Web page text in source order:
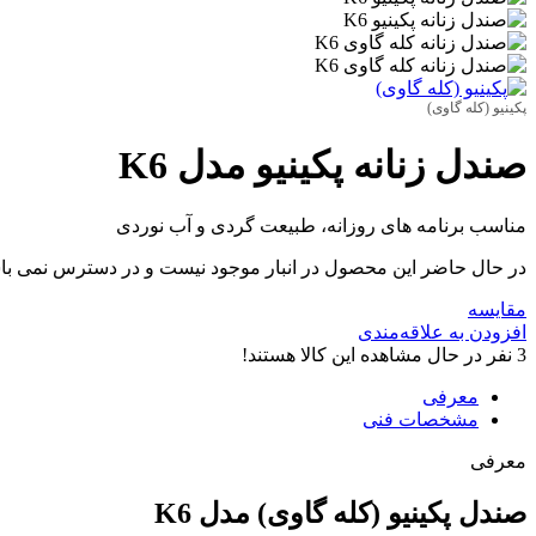
پکینیو (کله گاوی)
صندل زنانه پکینیو مدل K6
مناسب برنامه های روزانه، طبیعت گردی و آب نوردی
در حال حاضر این محصول در انبار موجود نیست و در دسترس نمی
مقایسه
افزودن به علاقه‌مندی
3 نفر در حال مشاهده این کالا هستند!
معرفی
مشخصات فنی
معرفی
صندل پکینیو (کله گاوی) مدل K6